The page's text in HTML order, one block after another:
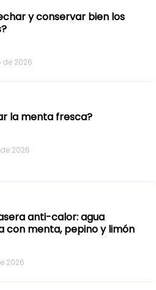
y conservar bien los
2026
la menta fresca?
2026
anti-calor: agua
con menta, pepino y limón
2026